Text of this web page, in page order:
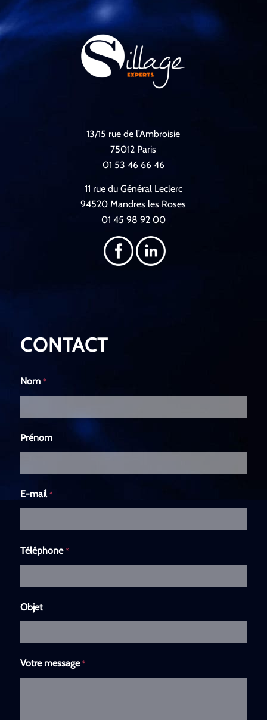
13/15 rue de l’Ambroisie
75012 Paris
01 53 46 66 46
11 rue du Général Leclerc
94520 Mandres les Roses
01 45 98 92 00
CONTACT
Nom *
Prénom
E-mail*
Téléphone*
Objet
Votre message*